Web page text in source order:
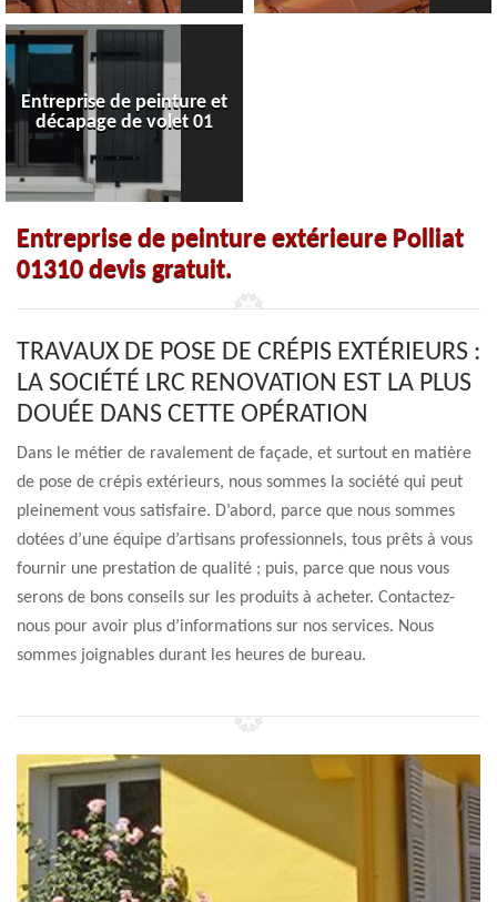
Entreprise de peinture et
décapage de volet 01
Entreprise de peinture extérieure Polliat
01310 devis gratuit.
TRAVAUX DE POSE DE CRÉPIS EXTÉRIEURS :
LA SOCIÉTÉ LRC RENOVATION EST LA PLUS
DOUÉE DANS CETTE OPÉRATION
Dans le métier de ravalement de façade, et surtout en matière
de pose de crépis extérieurs, nous sommes la société qui peut
pleinement vous satisfaire. D’abord, parce que nous sommes
dotées d’une équipe d’artisans professionnels, tous prêts à vous
fournir une prestation de qualité ; puis, parce que nous vous
serons de bons conseils sur les produits à acheter. Contactez-
nous pour avoir plus d’informations sur nos services. Nous
sommes joignables durant les heures de bureau.